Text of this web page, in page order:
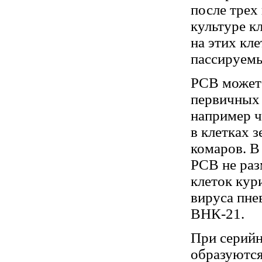
после
культуре
на этих
РСВ может
первичных
например
в клетках
комаров. В
РСВ не
клеток
вируса
ВНК-21.
При